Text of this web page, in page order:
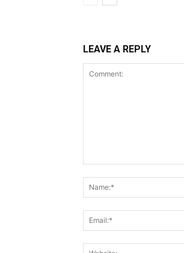
LEAVE A REPLY